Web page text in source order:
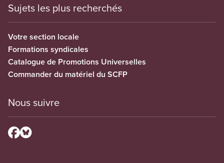
Sujets les plus recherchés
Votre section locale
Formations syndicales
Catalogue de Promotions Universelles
Commander du matériel du SCFP
Nous suivre